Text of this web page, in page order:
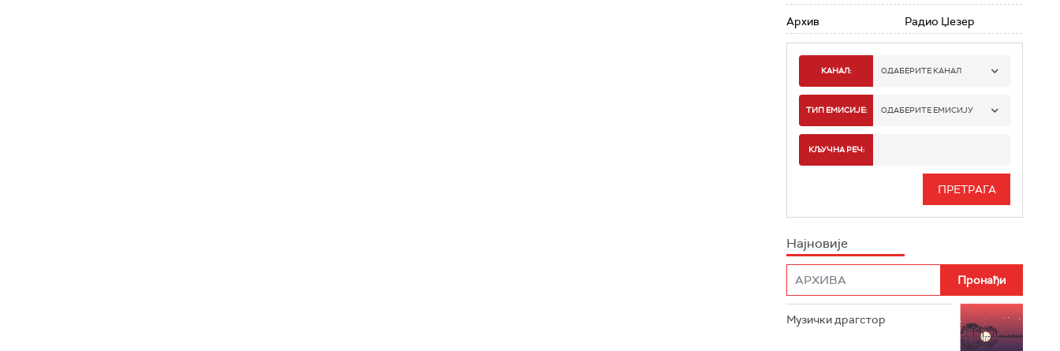
Архив Радио Џезер
КАНАЛ: ОДАБЕРИТЕ КАНАЛ
РАДИО БЕОГРАД 1
РАДИО БЕОГРАД 3
РАДИО РОКЕНРОЛЕР
РАДИО ЏУБОКС
РАДИО ВРТЕШКА
ТИП ЕМИСИЈЕ: ОДАБЕРИТЕ ЕМИСИЈУ
ИНФО
КЉУЧНА РЕЧ:
Најновије
Музички драгстор